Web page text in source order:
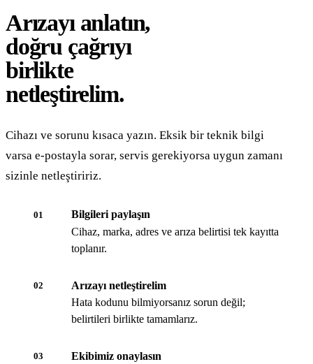
Arızayı anlatın,
doğru çağrıyı
birlikte
netleştirelim.
Cihazı ve sorunu kısaca yazın. Eksik bir teknik bilgi
varsa e-postayla sorar, servis gerekiyorsa uygun zamanı
sizinle netleştiririz.
01
Bilgileri paylaşın
Cihaz, marka, adres ve arıza belirtisi tek kayıtta
toplanır.
02
Arızayı netleştirelim
Hata kodunu bilmiyorsanız sorun değil;
belirtileri birlikte tamamlarız.
03
Ekibimiz onaylasın